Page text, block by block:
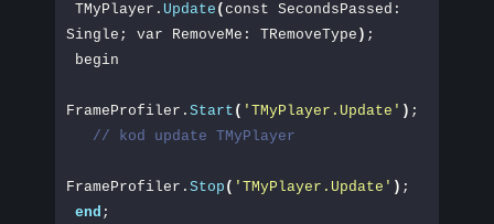
TMyPlayer. Update ( const SecondsPassed:
Single; var RemoveMe: TRemoveType ) ;
begin
FrameProfiler. Start ( 'TMyPlayer.Update' ) ;
// kod update TMyPlayer
FrameProfiler. Stop ( 'TMyPlayer.Update' ) ;
end ;